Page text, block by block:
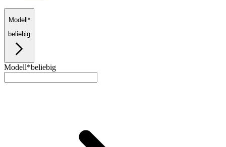
Modell*
beliebig
Modell*beliebig